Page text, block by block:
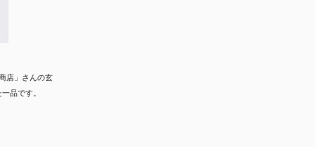
店」さんの玄
品です。